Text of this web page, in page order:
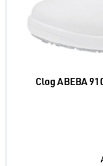
Clog ABEBA